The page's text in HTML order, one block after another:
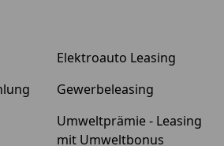
Elektroauto Leasing
Gewerbeleasing
Umweltprämie - Leasing
mit Umweltbonus